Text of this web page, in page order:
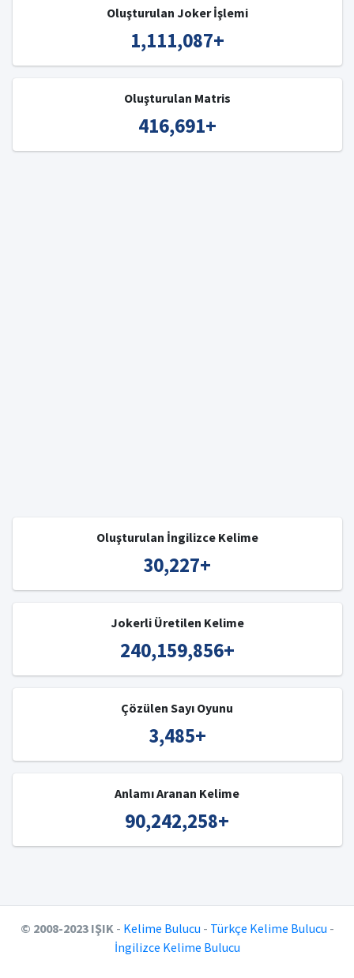
Oluşturulan Joker İşlemi
1,111,087+
Oluşturulan Matris
416,691+
Oluşturulan İngilizce Kelime
30,227+
Jokerli Üretilen Kelime
240,159,856+
Çözülen Sayı Oyunu
3,485+
Anlamı Aranan Kelime
90,242,258+
© 2008-2023 IŞIK- Kelime Bulucu - Türkçe Kelime Bulucu -
İngilizce Kelime Bulucu